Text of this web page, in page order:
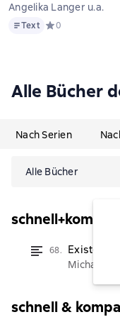
Angelika Langer u.a.
TextText Средний рейтинг
0
Alle Bücher
Nach Serien
Alle Bücher
68.
Michael
schnell &